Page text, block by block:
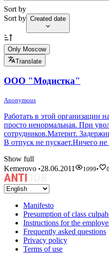
Sort by
Sort by Created date
Only Moscow
Translate
ООО "Модистка"
Anonymous
Работать в этой организации
просто ненормальная. При
сотрудников.Материт.
В отпуск не пускает.Ничего
Show full
Kemerovo •28.06.2011 1099• 0
Manifesto
Presumption of class
Instructions for the
Frequently asked questions
Privacy policy
Terms of use